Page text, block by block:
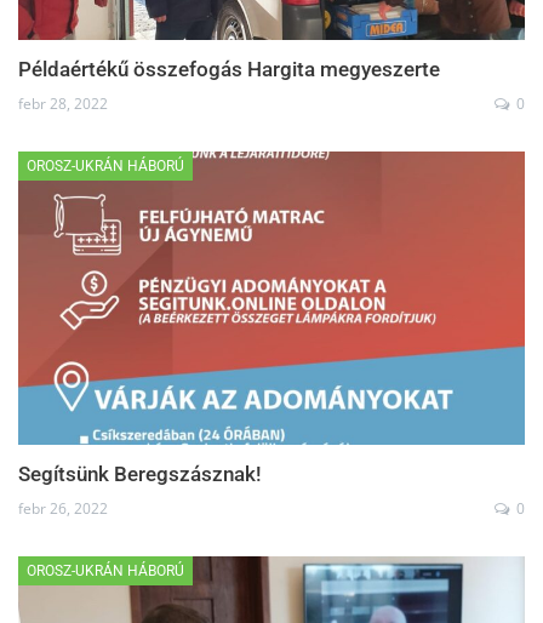
Példaértékű összefogás Hargita megyeszerte
febr 28, 2022 0
OROSZ-UKRÁN HÁBORÚ
Segítsünk Beregszásznak!
febr 26, 2022 0
OROSZ-UKRÁN HÁBORÚ